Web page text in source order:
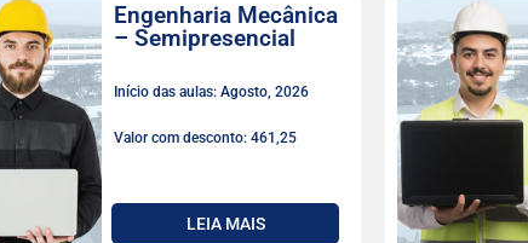
Engenharia Mecânica
– Semipresencial
Início das aulas: Agosto, 2026
Valor com desconto: 461,25
LEIA MAIS